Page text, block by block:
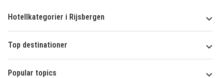
Hotellkategorier i Rijsbergen
Top destinationer
Popular topics